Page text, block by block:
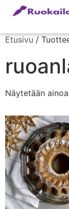
Etusivu /
Näytetään